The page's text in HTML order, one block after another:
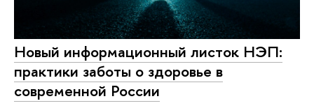
Новый информационный листок НЭП:
практики заботы о здоровье в
современной России